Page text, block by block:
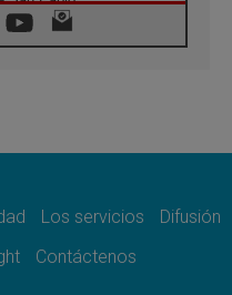
no se compra con una
Genazzano
Los servicios
Difusión
Contáctenos